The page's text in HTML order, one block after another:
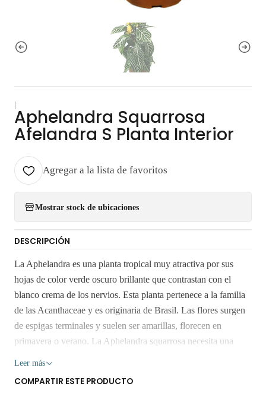
Aphelandra Squarrosa
Afelandra S Planta Interior
Agregar a la lista de favoritos
Mostrar stock de ubicaciones
DESCRIPCIÓN
La Aphelandra es una planta tropical muy atractiva por sus
hojas de color verde oscuro brillante que contrastan con el
blanco crema de los nervios. Esta planta pertenece a la familia
de las Acanthaceae y es originaria de Brasil. Las flores surgen
de espigas terminales y suelen ser amarillas, florecen en
primavera o verano. La Aphelandra squarrosa necesita una
bien alta. LA IMAGEN ES REFERENCIAL, LA PLANTA
Leer más
COMPARTIR ESTE PRODUCTO